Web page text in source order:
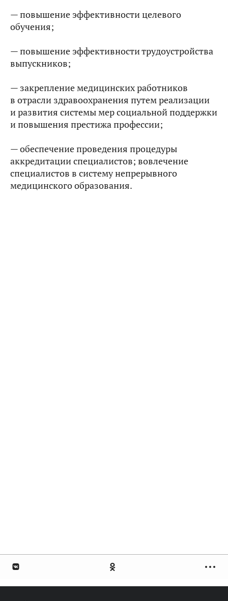
— повышение эффективности целевого
обучения;
— повышение эффективности трудоустройства
выпускников;
— закрепление медицинских работников
в отрасли здравоохранения путем реализации
и развития системы мер социальной поддержки
и повышения престижа профессии;
— обеспечение проведения процедуры
аккредитации специалистов; вовлечение
специалистов в систему непрерывного
медицинского образования.